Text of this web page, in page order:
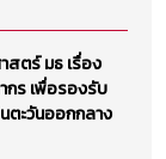
ตร์ มธ เรื่อง
กร เพื่อรองรับ
ตะวันออกกลาง